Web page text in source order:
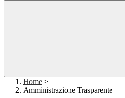
Home >
Amministrazione Trasparente